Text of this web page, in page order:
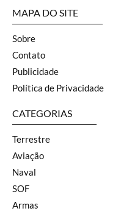
MAPA DO SITE
Sobre
Contato
Publicidade
Política de Privacidade
CATEGORIAS
Terrestre
Aviação
Naval
SOF
Armas